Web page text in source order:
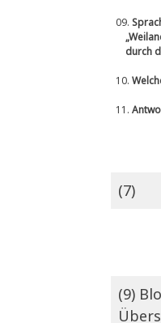
09.
durch
10.
11.
(7)
(9)